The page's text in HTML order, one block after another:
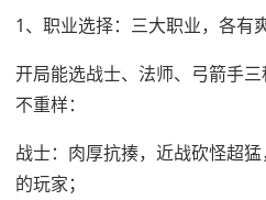
1、职业选择：三大职业，各有
开局能选战士、法师、弓箭手
不重样：
战士：肉厚抗揍，近战砍怪超
的玩家；